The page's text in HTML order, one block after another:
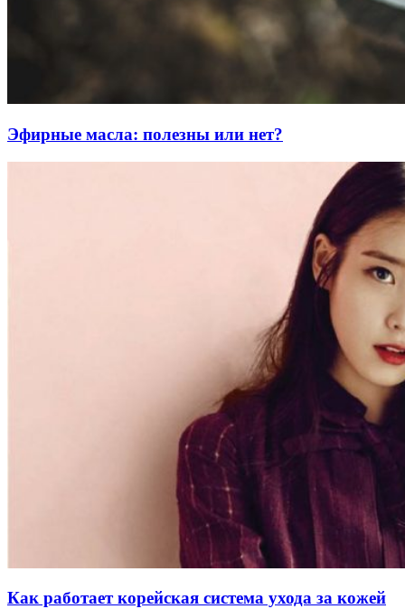
Эфирные масла: полезны или нет?
Как работает корейская система ухода за кожей